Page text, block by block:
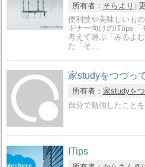
所有者： そらより
便利技や美味しいも
ギナー向けのITtips「
考えて遊ぶ「みるよ
た「そ…
家studyをつづっ
所有者： 家studyを
自分で勉強したこと
ITips